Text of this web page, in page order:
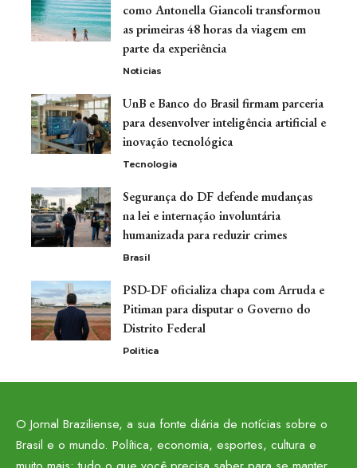
como Antonella Giancoli transformou
as primeiras 48 horas da viagem em
parte da experiência
Noticias
UnB e Banco do Brasil firmam parceria
para desenvolver inteligência artificial e
inovação tecnológica
Tecnologia
Segurança do DF defende mudanças
na lei e internação involuntária
humanizada para reduzir crimes
Brasil
PSD-DF oficializa chapa com Arruda e
Pitiman para disputar o Governo do
Distrito Federal
Politica
O Jornal Braziliense, a sua fonte diária de notícias sobre o
Brasil e o mundo. Política, economia, esportes, cultura e